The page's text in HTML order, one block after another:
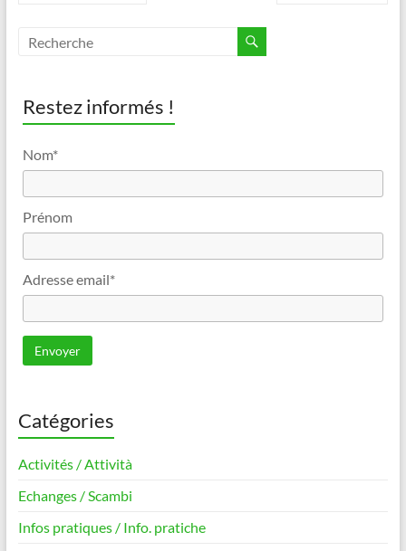
Restez informés !
Nom*
Prénom
Adresse email*
Catégories
Activités / Attività
Echanges / Scambi
Infos pratiques / Info. pratiche